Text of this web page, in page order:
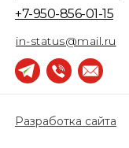
+7-950-856-01-15
Разработка сайта
in-status@mail.ru